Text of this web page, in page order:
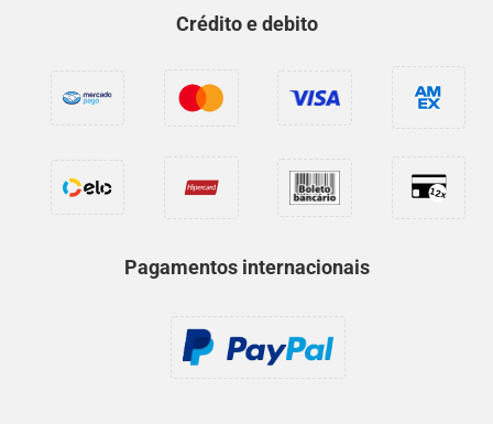
Crédito e debito
Pagamentos internacionais